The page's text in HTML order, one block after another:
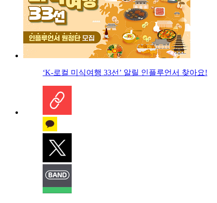
‘K-로컬 미식여행 33선’ 알릴 인플루언서 찾아요!